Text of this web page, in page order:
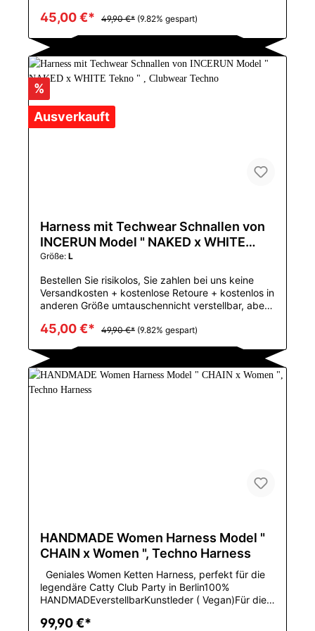
KGGeniales Harness von DM mit silbernen
Naked Tekno StilMustertyp: FestVerschlusstyp:
PulloverBehälter u. Camis Art: Ich-geformtMaterial:
PolyesterUrsprung: CN (Herkunft)CN: ZhejiangFür
die Größen S-L geeignetPerfekt für das große
PRIDE Event in Deiner Stadt
45,00 €* 49,90 €* (9.82% gespart)
%
Ausverkauft
Harness mit Techwear Schnallen von
INCERUN Model " NAKED x WHITE
Tekno " , Clubwear Techno
Größe: L
Bestellen Sie risikolos, Sie zahlen bei uns keine
Versandkosten + kostenlose Retoure + kostenlos in
anderen Größe umtauschennicht verstellbar, aber
KGGeniales Harness von DM mit silbernen
Naked Tekno StilMustertyp: FestVerschlusstyp:
PulloverBehälter u. Camis Art: Ich-geformtMaterial:
PolyesterUrsprung: CN (Herkunft)CN: ZhejiangFür
die Größen S-L geeignetPerfekt für das große
45,00 €* 49,90 €* (9.82% gespart)
HANDMADE Women Harness Model "
CHAIN x Women ", Techno Harness
Geniales Women Ketten Harness, perfekt für die
legendäre Catty Club Party in Berlin100%
HANDMADEverstellbarKunstleder ( Vegan)Für die
WHITE oder
99,90 €*